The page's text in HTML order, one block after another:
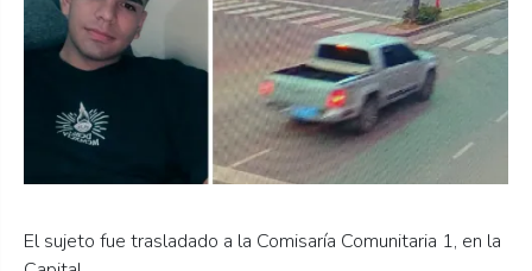
El sujeto fue trasladado a la Comisaría Comunitaria 1, en la